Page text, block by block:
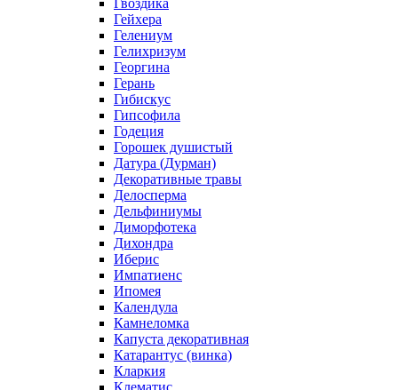
Гвоздика
Гейхера
Гелениум
Гелихризум
Георгина
Герань
Гибискус
Гипсофила
Годеция
Горошек душистый
Датура (Дурман)
Декоративные травы
Делосперма
Дельфиниумы
Диморфотека
Дихондра
Иберис
Импатиенс
Ипомея
Календула
Камнеломка
Капуста декоративная
Катарантус (винка)
Кларкия
Клематис